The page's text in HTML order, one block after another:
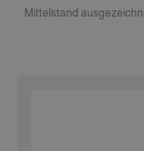
Mittelstand